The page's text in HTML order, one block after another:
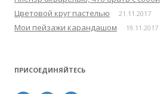
Цветовой круг пастелью 21.11.2017
Мои пейзажи карандашом 19.11.2017
ПРИСОЕДИНЯЙТЕСЬ